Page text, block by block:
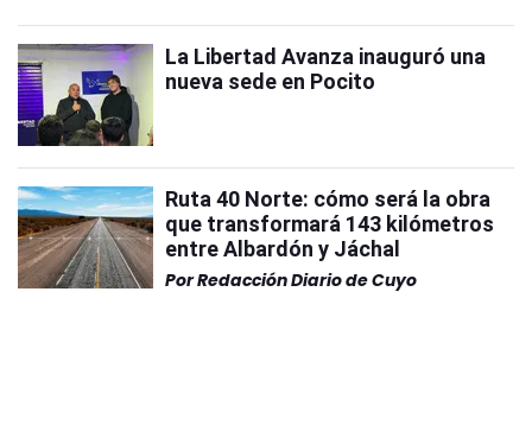
La Libertad Avanza inauguró una
nueva sede en Pocito
Ruta 40 Norte: cómo será la obra
que transformará 143 kilómetros
entre Albardón y Jáchal
PorRedacción Diario de Cuyo